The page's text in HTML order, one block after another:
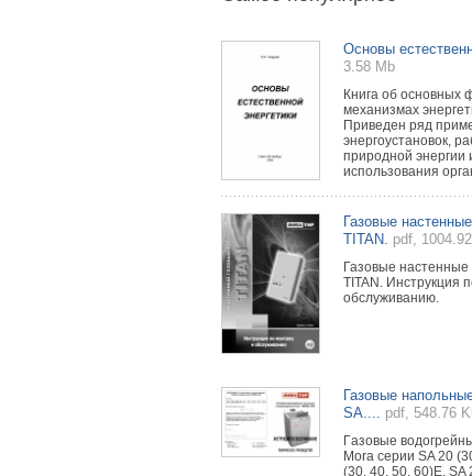
новую
площадку
Открытие нового
сегодня в Мытищах
29 ИЮЛЯ 2026
Stiebel Eltron —
международные
25 спортсменов,
прыжках с
двоеборье на
29 ИЮЛЯ 2026
Новый
Токио — лидер
интенсивности
кондиционеров
Основы
3.58 Mb
Книга об основных
механизмах
Приведен ряд
энергоустановок,
природной энергии
использования
Газовые
TITAN. pdf,
Газовые
TITAN. Инструкция
обслуживанию.
Газовые
SA....
pdf, 548.76
Гaзовые
Mora серии SA 20
(30, 40, 50, 60)E, SA